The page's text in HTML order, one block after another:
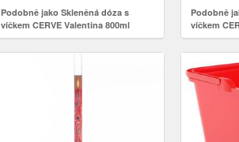
Podobně jako Skleněná dóza s
víčkem CERVE Valentina 800ml
srdce SŮL
Podobně
víčkem
srdce